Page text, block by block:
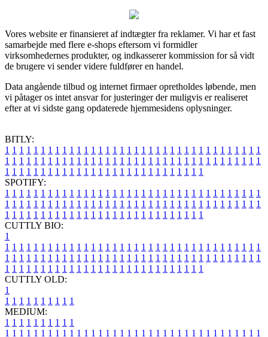
Vores website er finansieret af indtægter fra reklamer. Vi har et fast
samarbejde med flere e-shops eftersom vi formidler
virksomhedernes produkter, og indkasserer kommission for så vidt
de brugere vi sender videre fuldfører en handel.
Data angående tilbud og internet firmaer opretholdes løbende, men
vi påtager os intet ansvar for justeringer der muligvis er realiseret
efter at vi sidste gang opdaterede hjemmesidens oplysninger.
BITLY:
1 1 1 1 1 1 1 1 1 1 1 1 1 1 1 1 1 1 1 1 1 1 1 1 1 1 1 1 1 1 1 1 1 1 1 1
1 1 1 1 1 1 1 1 1 1 1 1 1 1 1 1 1 1 1 1 1 1 1 1 1 1 1 1 1 1 1 1 1 1 1 1
1 1 1 1 1 1 1 1 1 1 1 1 1 1 1 1 1 1 1 1 1 1 1 1 1 1 1 1
SPOTIFY:
1 1 1 1 1 1 1 1 1 1 1 1 1 1 1 1 1 1 1 1 1 1 1 1 1 1 1 1 1 1 1 1 1 1 1 1
1 1 1 1 1 1 1 1 1 1 1 1 1 1 1 1 1 1 1 1 1 1 1 1 1 1 1 1 1 1 1 1 1 1 1 1
1 1 1 1 1 1 1 1 1 1 1 1 1 1 1 1 1 1 1 1 1 1 1 1 1 1 1 1
CUTTLY BIO:
1
1 1 1 1 1 1 1 1 1 1 1 1 1 1 1 1 1 1 1 1 1 1 1 1 1 1 1 1 1 1 1 1 1 1 1 1
1 1 1 1 1 1 1 1 1 1 1 1 1 1 1 1 1 1 1 1 1 1 1 1 1 1 1 1 1 1 1 1 1 1 1 1
1 1 1 1 1 1 1 1 1 1 1 1 1 1 1 1 1 1 1 1 1 1 1 1 1 1 1 1
CUTTLY OLD:
1
1 1 1 1 1 1 1 1 1 1
MEDIUM:
1 1 1 1 1 1 1 1 1 1
1 1 1 1 1 1 1 1 1 1 1 1 1 1 1 1 1 1 1 1 1 1 1 1 1 1 1 1 1 1 1 1 1 1 1 1